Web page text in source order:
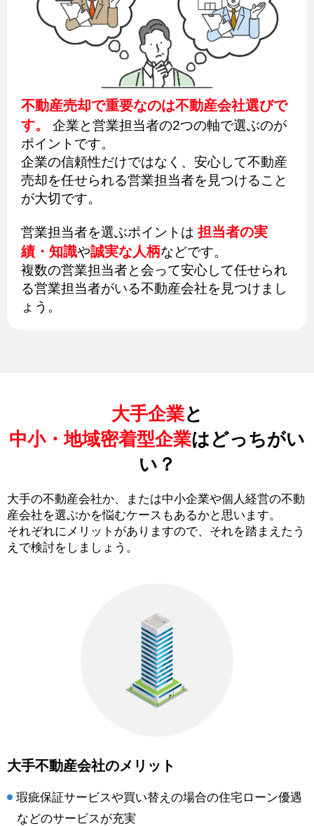
不動産売却で重要なのは不動産会社選びで
す。
企業と営業担当者の2つの軸で選ぶのが
ポイントです。
企業の信頼性だけではなく、安心して不動産
売却を任せられる営業担当者を見つけること
が大切です。
営業担当者を選ぶポイントは 担当者の実
績・知識や誠実な人柄などです。
複数の営業担当者と会って安心して任せられ
る営業担当者がいる不動産会社を見つけまし
ょう。
大手企業と
中小・地域密着型企業はどっちがい
い？
大手の不動産会社か、または中小企業や個人経営の不動
産会社を選ぶかを悩むケースもあるかと思います。
それぞれにメリットがありますので、それを踏まえたう
えで検討をしましょう。
大手不動産会社のメリット
瑕疵保証サービスや買い替えの場合の住宅ローン優遇
などのサービスが充実